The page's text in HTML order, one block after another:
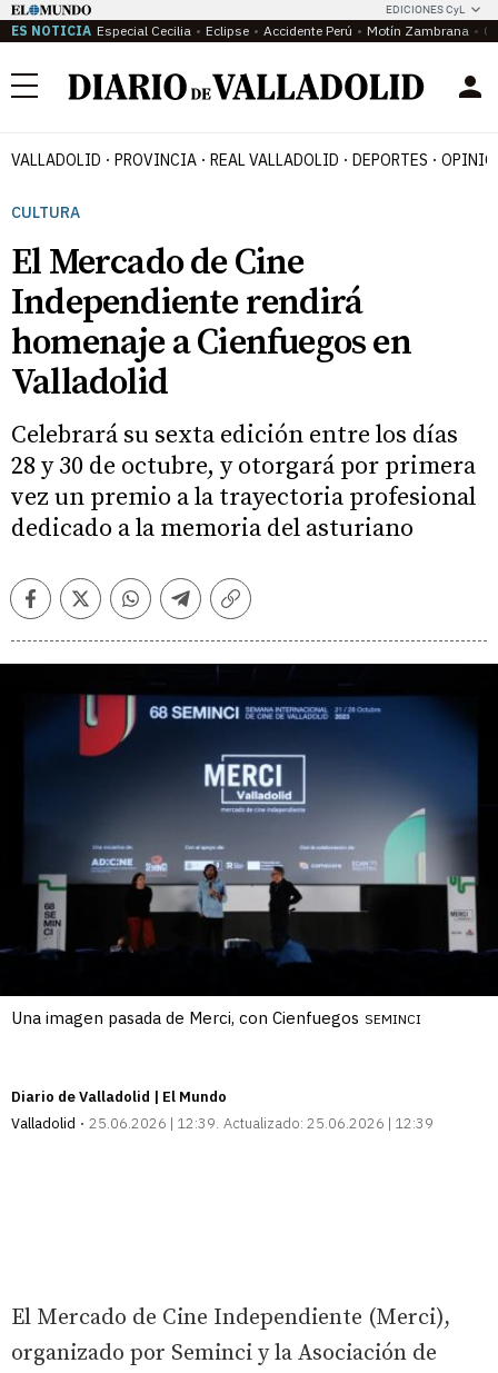
EDICIONES CyL
ES NOTICIA Especial Cecilia Eclipse Accidente Perú Motín Zambrana
Menú
VALLADOLID PROVINCIA REAL VALLADOLID DEPORTES
CULTURA
El Mercado de Cine
Independiente rendirá
homenaje a Cienfuegos en
Valladolid
Celebrará su sexta edición entre los días
28 y 30 de octubre, y otorgará por primera
vez un premio a la trayectoria profesional
dedicado a la memoria del asturiano
FacebookTwitterWhatsappTelegramCopiar
Una imagen pasada de Merci, con Cienfuegos SEMINCI
Diario de Valladolid | El Mundo
Valladolid
25.06.2026 | 12:39 Actualizado: 25.06.2026 | 12:39
El Mercado de Cine Independiente (Merci),
organizado por Seminci y la Asociación de